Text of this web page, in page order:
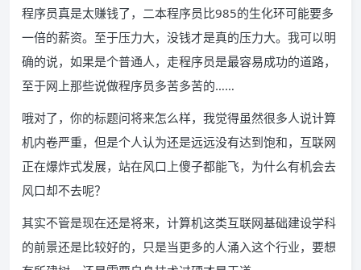
程序员真是太赚钱了，二本程序员比985的生化环可能要多
一倍的薪资。至于压力大，没钱才是真的压力大。我可以明
确的说，如果是个普通人，走程序员是最容易成功的道路，
至于网上那些说做程序员多苦多苦的……
哦对了，你的标题问将来怎么样，我觉得虽然很多人说计算
机内卷严重，但是个人认为还是远远没有达到饱和，互联网
正在爆炸式发展，站在风口上傻子都能飞，为什么有机会去
风口却不去呢？
其实不管是现在还是将来，计算机这类互联网基础建设学科
的前景还是比较好的，只是当更多的人涌入这个行业，要想